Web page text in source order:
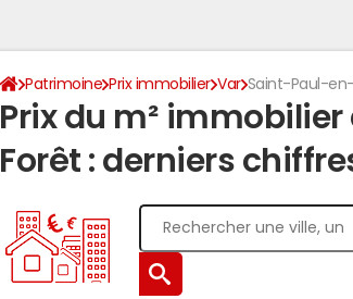
Patrimoine Prix immobilier Var Saint-Paul-
Prix du m²
Forêt : derniers